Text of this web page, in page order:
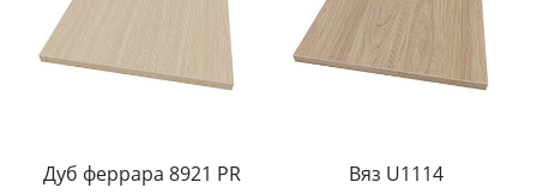
Дуб феррара 8921 PR Вяз U1114